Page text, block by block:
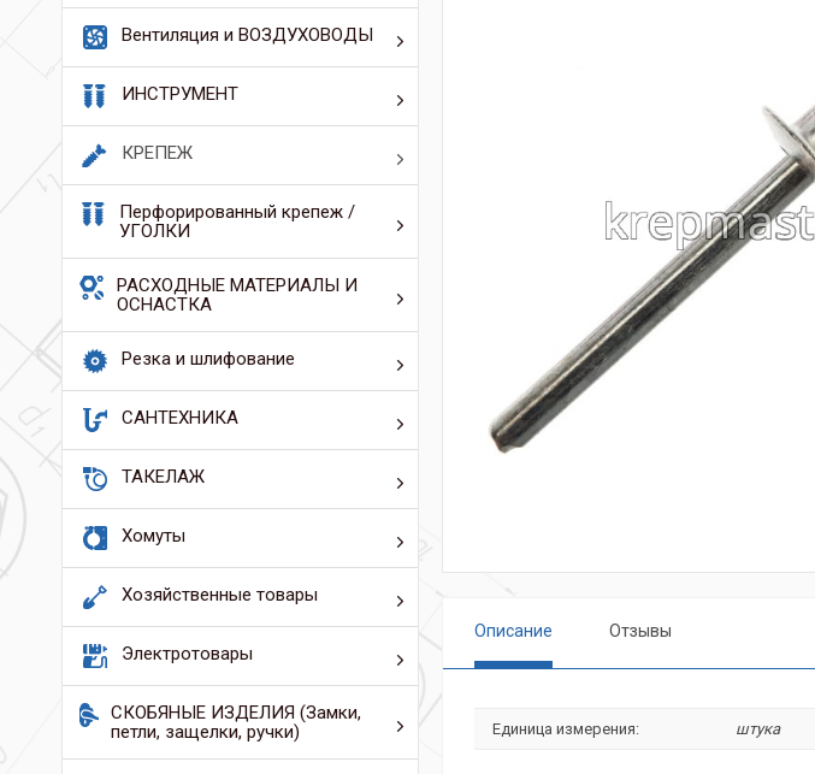
Вентиляция и ВОЗДУХОВОДЫ
ИНСТРУМЕНТ
КРЕПЕЖ
Перфорированный крепеж /
УГОЛКИ
РАСХОДНЫЕ МАТЕРИАЛЫ И
ОСНАСТКА
Резка и шлифование
САНТЕХНИКА
ТАКЕЛАЖ
Хомуты
Хозяйственные товары
Электротовары
СКОБЯНЫЕ ИЗДЕЛИЯ (Замки,
петли, защелки, ручки)
Описание Отзывы
Единица измерения: штука